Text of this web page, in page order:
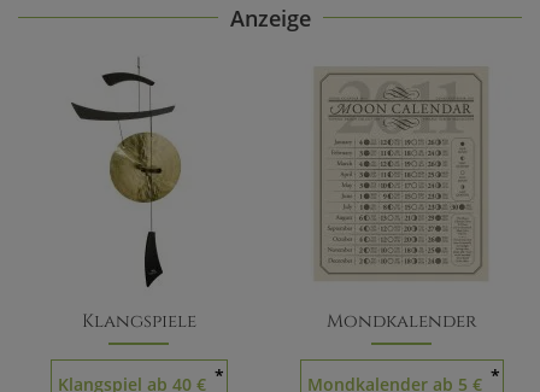
Anzeige
Klangspiele
Klangspiel ab 40 € *
Mondkalender
Mondkalender ab 5 € *